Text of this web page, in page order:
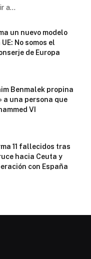
a…
un nuevo modelo
No somos el
de Europa
Benmalek propina
a una persona que
VI
11 fallecidos tras
hacia Ceuta y
con España